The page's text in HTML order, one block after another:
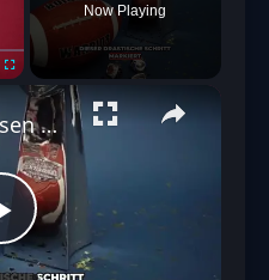
Fullscreen
Now Playing
Play
Raiders entlassen Offensive Coordinator Luke Getsy nach nur neun Spielen